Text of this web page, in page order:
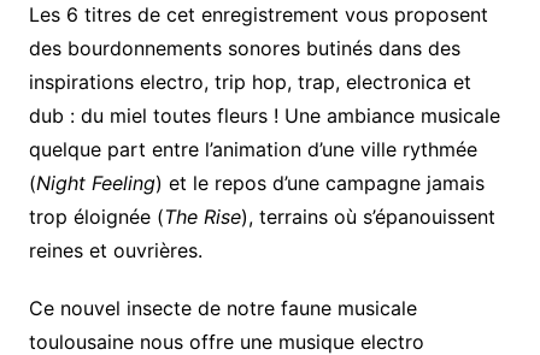
Les 6 titres de cet enregistrement vous proposent
des bourdonnements sonores butinés dans des
inspirations electro, trip hop, trap, electronica et
dub : du miel toutes fleurs ! Une ambiance musicale
quelque part entre l’animation d’une ville rythmée
(Night Feeling) et le repos d’une campagne jamais
trop éloignée (The Rise), terrains où s’épanouissent
reines et ouvrières.
Ce nouvel insecte de notre faune musicale
toulousaine nous offre une musique electro